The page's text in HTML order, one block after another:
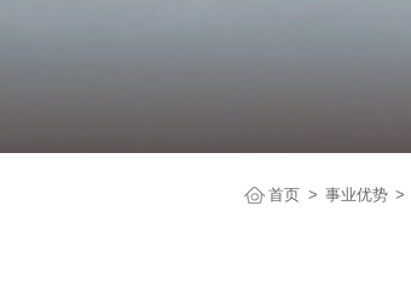
首页 事业优势